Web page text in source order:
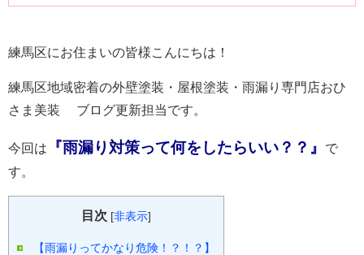
練馬区にお住まいの皆様こんにちは！
練馬区地域密着の外壁塗装・屋根塗装・雨漏り専門店おひ
さま美装 ブログ更新担当です。
今回は 『雨漏り対策って何をしたらいい？？』
で
す。
目次 [非表示]
【雨漏りってかなり危険！？！？】